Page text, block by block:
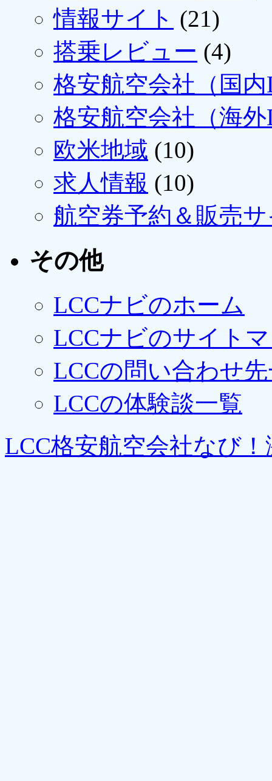
情報サイト (21)
搭乗レビュー (4)
格安航空会社（国
格安航空会社（海
欧米地域 (10)
求人情報 (10)
航空券予約＆販売
その他
LCCナビのホーム
LCCナビのサイト
LCCの問い合わせ
LCCの体験談一覧
LCC格安航空会社なび